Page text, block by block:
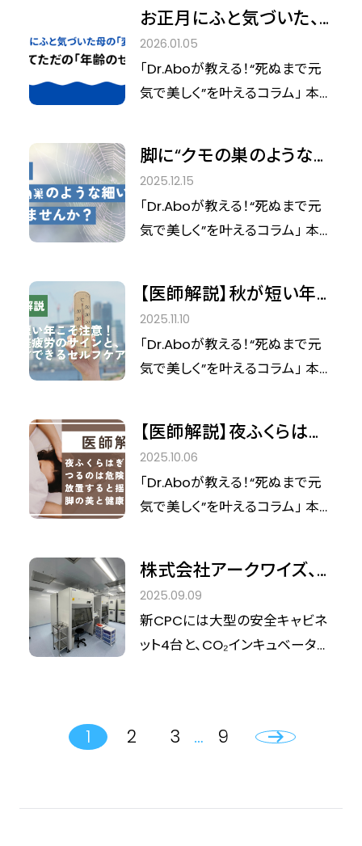
べきか。 今回は、女性専門の薄毛
治療を行う「リアスクリニック」を
取材。セルフケアの限界点から、
忙しい合間でも継続をサポート
た。 一人で鏡を見て溜息をつく
時間は、もう終わり。専門的な視
点を取り入れることは、ママが自
分自身の健やかな毎日を取り戻
す。今回は「いたわりの連鎖反応」
をテーマに、美容を通じて自己と
社会を慈しむ、新しい時代の美の
在り方を提案します。
多いのではないでしょうか。実は
この時期の体では、単なる季節の
変化では片づけられない、ある
特徴的な状態が起きています。
長引きやすく、回復しづらい体内
環境です。 冬の寒さが残るなか
で花粉の飛散が始まる2月。体の
中では、目には見えない負担が
節に疲れや不調が長引きやすく
なるのかを、医師の視点からやさ
しくひも解いていきます。
お正月にふと気づいた、
母の「変化」 「年齢のせ
い」で終わらせないため
に、医師が伝えたいこと
2026.01.05
「Dr.Aboが教える！“死ぬまで元
気で美しく”を叶えるコラム」 本連
性の健康と美を守るヒントをお届
けします。 お正月、久しぶりに実
家へ。家族で食卓を囲み、並んで
歩き、何気ない会話をしていると
覚えたことはありませんか？ 「同
じ話を、短い間隔で繰り返すよう
になった」 「前より歩くスピードが
遅くなった気がする」 「膝や腰の
はないのに、どこか以前と違う。
親世代の変化は、検査結果より
先に、こうした日常のズレとして
現れることが少なくありません。
阿保義久院長が、相談の入口で
よく耳にするのも、まさにこの言
葉です。 「年齢のせいだから、仕
方ないと思っていました」 今回は
かも」で片づけたくない人の、手
脚に“クモの巣のような細
い血管”ありませんか？ 実
は治せる脚の細い血管ト
ラブルと、冬が治療のチャ
2025.12.15
「Dr.Aboが教える！“死ぬまで元
気で美しく”を叶えるコラム」 本連
性の健康と美を守るヒントをお届
けします。 「これ、いつの間にでき
た…？」 ふと鏡に映った脚を見て、
赤や青の細い血管がクモの巣の
──そんな経験はありません
か？ 実はそれ、「レッグベイン」と
呼ばれる網目状・クモの巣状の
静脈瘤かもしれません。 痛みが
きにどうしても目に入り、美容面
で悩む女性がとても多い症状で
す。 北青山D.CLINICは、レッグベ
インを含む下肢静脈瘤の治療に
験を持つ阿保先生の知見をもと
すくまとめました。読者のみなさ
【医師解説】秋が短い年こ
そ注意！ 寒暖差疲労のサ
インと、今すぐできるセル
フケア
2025.11.10
「Dr.Aboが教える！“死ぬまで元
気で美しく”を叶えるコラム」 本連
性の健康と美を守るヒントをお届
けします。 「秋、あった？」──そ
んな声が聞こえてきそうな今年。
日中は20℃前後と過ごしやすい
薄手のコートが恋しい季節にな
りました。 昼と夜の寒暖差に体が
ついていかず、なんとなく重だる
い、手足が冷える、肌の調子が揺
冷え・むくみ・肌のくすみなどを招
カニズムと、美と健康を守るセル
【医師解説】夜ふくらはぎ
がつるのは危険信号！ 放
置すると揺らぐ、脚の美と
健康
2025.10.06
「Dr.Aboが教える！“死ぬまで元
気で美しく”を叶えるコラム」 本連
性の健康と美を守るヒントをお届
けします。 vol.8のテーマは、季節
の変わり目にも多い「こむら返
り」。 夜中にふくらはぎが突然つ
には血流の滞りや冷え、そして体
内のミネラルバランスの乱れとい
株式会社アークワイズ、
細胞培養加工施設
（CPC）の新設許可を取
得。北青山D.CLINICでの
2025.09.09
新CPCには大型の安全キャビネ
ット4台と、CO₂インキュベーター
1 2 3 … 9